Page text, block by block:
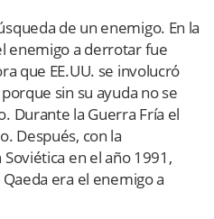
de un enemigo. En la
enemigo a derrotar fue
que EE.UU. se involucró
sin su ayuda no se
Durante la Guerra Fría el
Después, con la
en el año 1991,
era el enemigo a